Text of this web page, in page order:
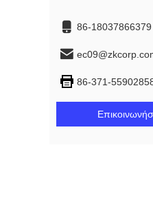
86-18037866379
86-371-